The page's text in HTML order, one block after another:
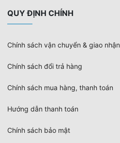
QUY ĐỊNH CHÍNH
Chính sách vận chuyển & giao nhận
Chính sách đổi trả hàng
Chính sách mua hàng, thanh toán
Hướng dẫn thanh toán
Chính sách bảo mật